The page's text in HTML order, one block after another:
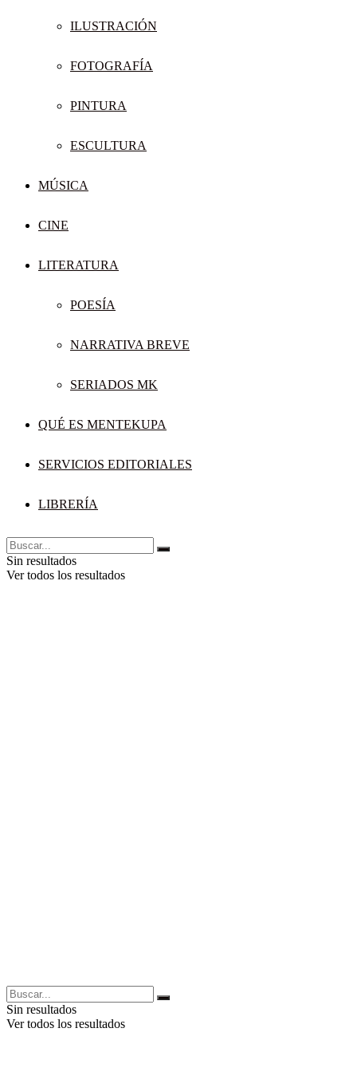
ILUSTRACIÓN
FOTOGRAFÍA
PINTURA
ESCULTURA
MÚSICA
CINE
LITERATURA
POESÍA
NARRATIVA BREVE
SERIADOS MK
QUÉ ES MENTEKUPA
SERVICIOS EDITORIALES
LIBRERÍA
Sin resultados
Ver todos los resultados
Sin resultados
Ver todos los resultados